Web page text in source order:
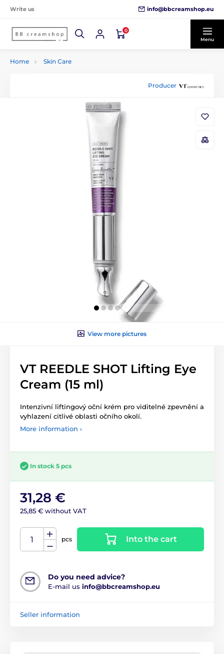
Write us info@bbcreamshop.eu
0
Menu
Home Skin Care
Producer
View more pictures
VT REEDLE SHOT Lifting Eye
Cream (15 ml)
Intenzivní liftingový oční krém pro viditelné zpevnění a
vyhlazení citlivé oblasti očního okolí.
More information ›
In stock 5 pcs
31,28 €
25,85 € without VAT
pcs Into the cart
Do you need advice?
E-mail us info@bbcreamshop.eu
Seller information